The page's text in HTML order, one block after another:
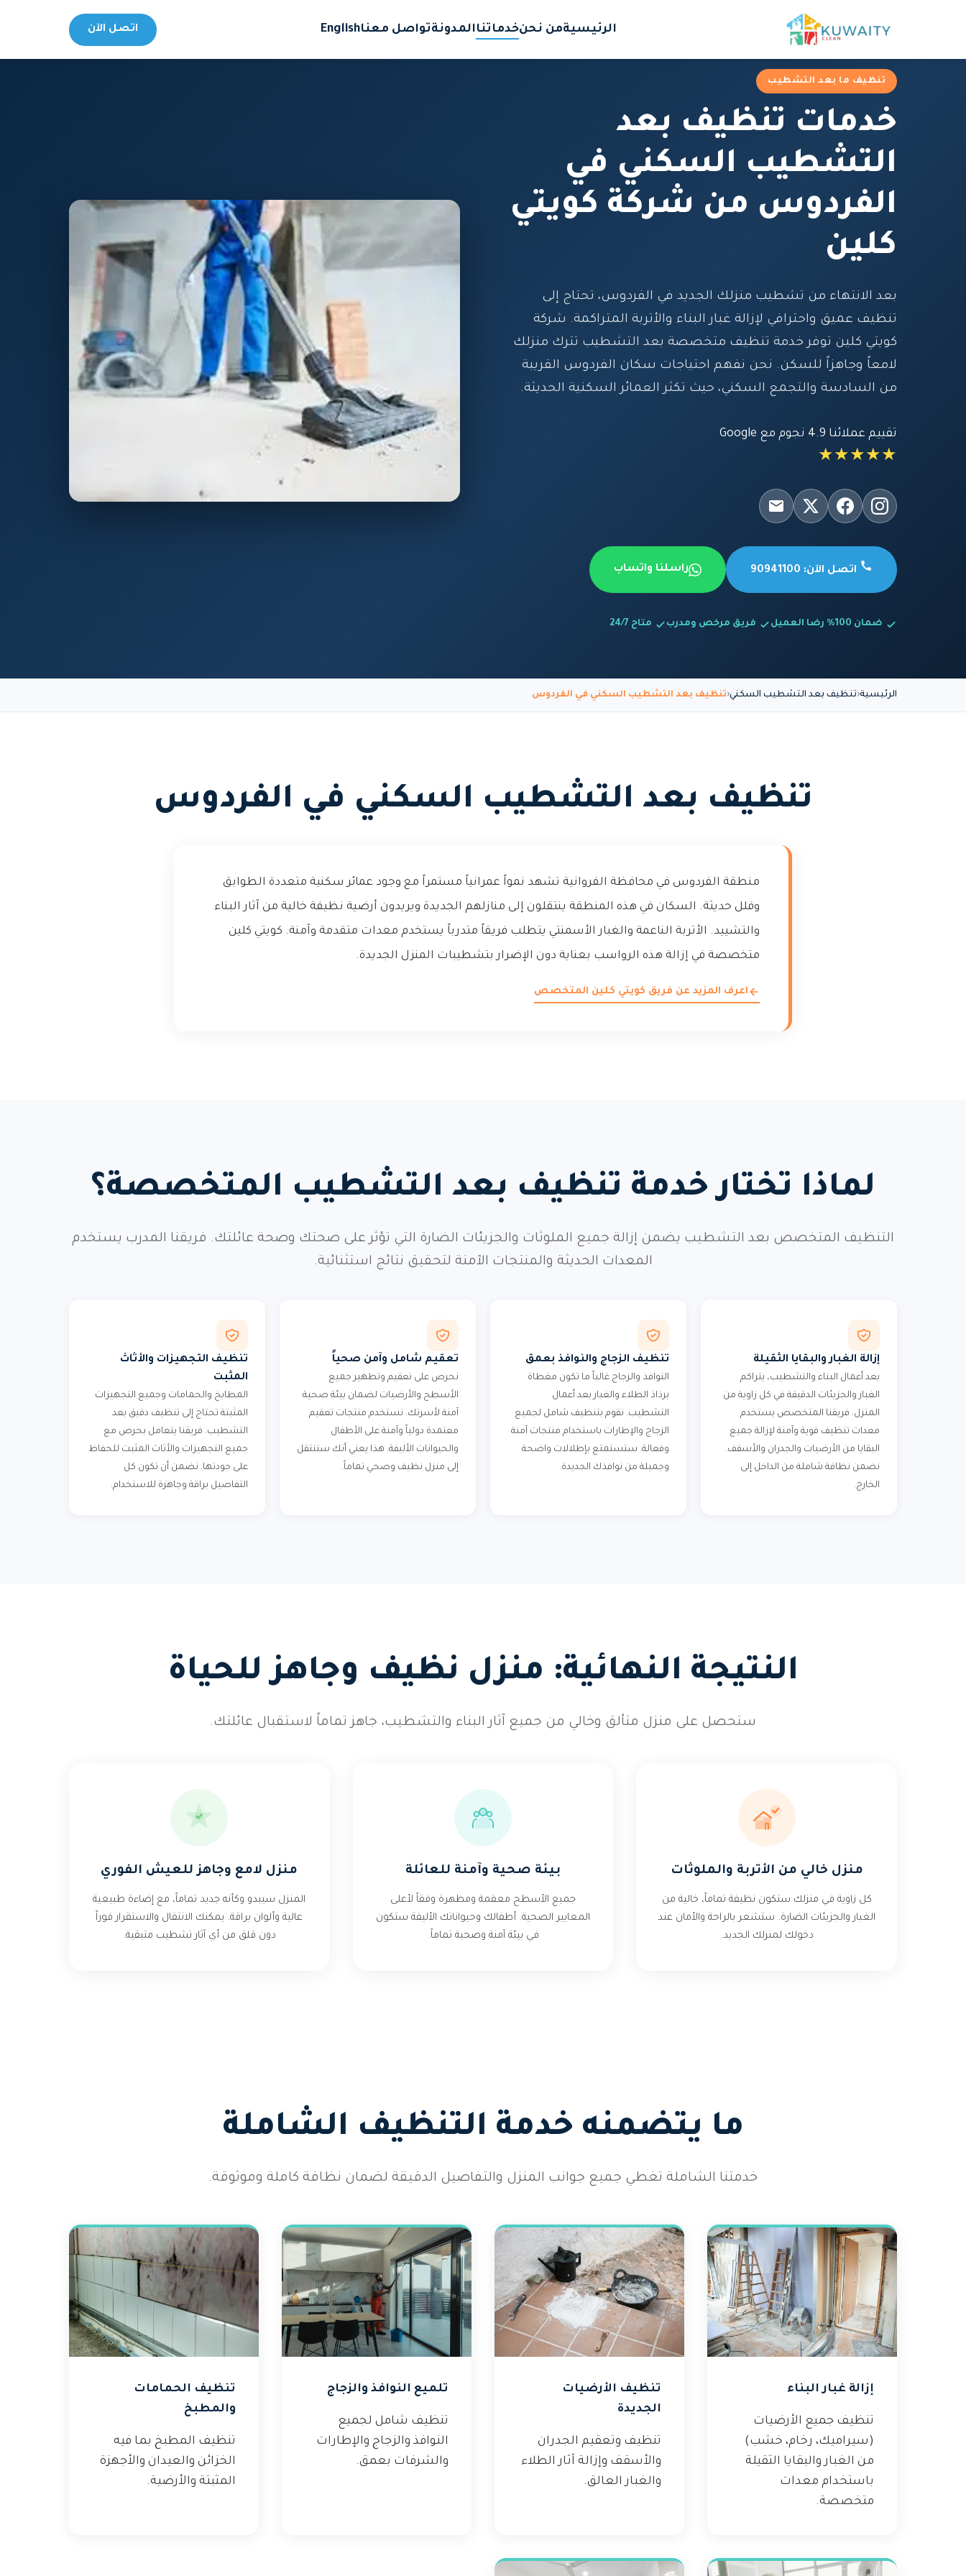
الرئيسيةمن نحنخدماتناالمدونةتواصل معناEnglish اتصل الآن
تنظيف ما بعد التشطيب
خدمات تنظيف بعد
التشطيب السكني في
الفردوس من شركة كويتي
كلين
بعد الانتهاء من تشطيب منزلك الجديد في الفردوس، تحتاج إلى
تنظيف عميق واحترافي لإزالة غبار البناء والأتربة المتراكمة. شركة
كويتي كلين توفر خدمة تنظيف متخصصة بعد التشطيب تترك منزلك
لامعاً وجاهزاً للسكن. نحن نفهم احتياجات سكان الفردوس القريبة
من السادسة والتجمع السكني، حيث تكثر العمائر السكنية الحديثة.
تقييم عملائنا 4.9 نجوم مع Google
★★★★★
اتصل الآن: 90941100 راسلنا واتساب
ضمان 100% رضا العميل فريق مرخص ومدرب متاح 24/7
الرئيسية تنظيف بعد التشطيب السكني تنظيف بعد التشطيب السكني في الفردوس
تنظيف بعد التشطيب السكني في الفردوس
منطقة الفردوس في محافظة الفروانية تشهد نمواً عمرانياً مستمراً مع وجود عمائر سكنية متعددة الطوابق
وفلل حديثة. السكان في هذه المنطقة ينتقلون إلى منازلهم الجديدة ويريدون أرضية نظيفة خالية من آثار البناء
والتشييد. الأتربة الناعمة والغبار الأسمنتي يتطلب فريقاً متدرباً يستخدم معدات متقدمة وآمنة. كويتي كلين
متخصصة في إزالة هذه الرواسب بعناية دون الإضرار بتشطيبات المنزل الجديدة.
اعرف المزيد عن فريق كويتي كلين المتخصص
لماذا تختار خدمة تنظيف بعد التشطيب المتخصصة؟
التنظيف المتخصص بعد التشطيب يضمن إزالة جميع الملوثات والجزيئات الضارة التي تؤثر على صحتك وصحة عائلتك. فريقنا المدرب يستخدم
المعدات الحديثة والمنتجات الآمنة لتحقيق نتائج استثنائية.
إزالة الغبار والبقايا الثقيلة
بعد أعمال البناء والتشطيب، يتراكم
الغبار والجزيئات الدقيقة في كل زاوية من
المنزل. فريقنا المتخصص يستخدم
معدات تنظيف قوية وآمنة لإزالة جميع
البقايا من الأرضيات والجدران والأسقف.
نضمن نظافة شاملة من الداخل إلى
الخارج.
تنظيف الزجاج والنوافذ بعمق
النوافذ والزجاج غالباً ما تكون مغطاة
برذاذ الطلاء والغبار بعد أعمال
التشطيب. نقوم بتنظيف شامل لجميع
الزجاج والإطارات باستخدام منتجات آمنة
وفعالة. ستستمتع بإطلالات واضحة
وجميلة من نوافذك الجديدة.
تعقيم شامل وآمن صحياً
نحرص على تعقيم وتطهير جميع
الأسطح والأرضيات لضمان بيئة صحية
آمنة لأسرتك. نستخدم منتجات تعقيم
معتمدة دولياً وآمنة على الأطفال
والحيوانات الأليفة. هذا يعني أنك ستنتقل
إلى منزل نظيف وصحي تماماً.
تنظيف التجهيزات والأثاث
المثبت
المطابخ والحمامات وجميع التجهيزات
المثبتة تحتاج إلى تنظيف دقيق بعد
التشطيب. فريقنا يتعامل بحرص مع
جميع التجهيزات والأثاث المثبت للحفاظ
على جودتها. نضمن أن تكون كل
التفاصيل براقة وجاهزة للاستخدام.
النتيجة النهائية: منزل نظيف وجاهز للحياة
ستحصل على منزل متألق وخالي من جميع آثار البناء والتشطيب، جاهز تماماً لاستقبال عائلتك.
منزل خالي من الأتربة والملوثات
كل زاوية في منزلك ستكون نظيفة تماماً، خالية من
الغبار والجزيئات الضارة. ستشعر بالراحة والأمان عند
دخولك لمنزلك الجديد.
بيئة صحية وآمنة للعائلة
جميع الأسطح معقمة ومطهرة وفقاً لأعلى
المعايير الصحية. أطفالك وحيواناتك الأليفة ستكون
في بيئة آمنة وصحية تماماً.
منزل لامع وجاهز للعيش الفوري
المنزل سيبدو وكأنه جديد تماماً، مع إضاءة طبيعية
عالية وألوان براقة. يمكنك الانتقال والاستقرار فوراً
دون قلق من أي آثار تشطيب متبقية.
ما يتضمنه خدمة التنظيف الشاملة
خدمتنا الشاملة تغطي جميع جوانب المنزل والتفاصيل الدقيقة لضمان نظافة كاملة وموثوقة.
إزالة غبار البناء
تنظيف جميع الأرضيات
(سيراميك، رخام، خشب)
من الغبار والبقايا الثقيلة
باستخدام معدات
متخصصة.
تنظيف الأرضيات
الجديدة
تنظيف وتعقيم الجدران
والأسقف وإزالة آثار الطلاء
والغبار العالق.
تلميع النوافذ والزجاج
تنظيف شامل لجميع
النوافذ والزجاج والإطارات
والشرفات بعمق.
تنظيف الحمامات
والمطبخ
تنظيف المطبخ بما فيه
الخزائن والعيدان والأجهزة
المثبتة والأرضية.